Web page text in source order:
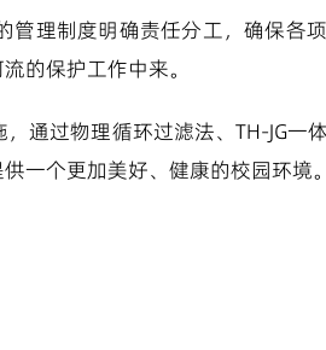
理制度明确责任分工，确保各
的保护工作中来。
通过物理循环过滤法、TH-JG一
一个更加美好、健康的校园环境。